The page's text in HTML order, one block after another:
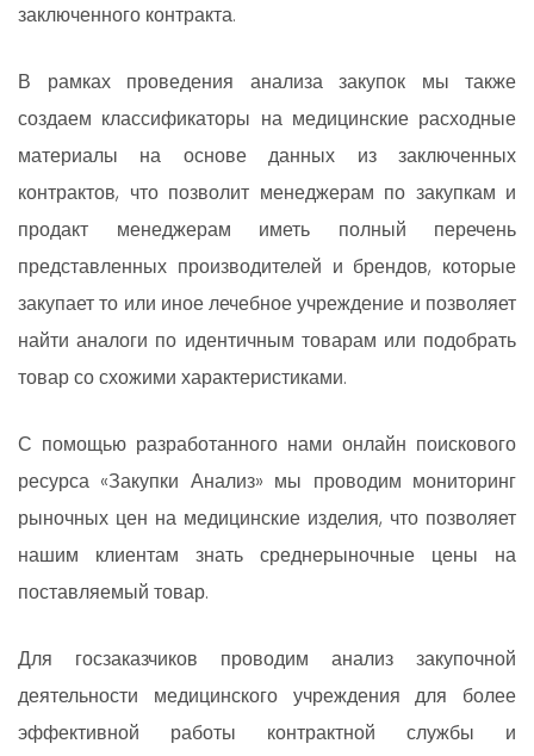
заключенного контракта.
В рамках проведения анализа закупок мы также
создаем классификаторы на медицинские расходные
материалы на основе данных из заключенных
контрактов, что позволит менеджерам по закупкам и
продакт менеджерам иметь полный перечень
представленных производителей и брендов, которые
закупает то или иное лечебное учреждение и позволяет
найти аналоги по идентичным товарам или подобрать
товар со схожими характеристиками.
С помощью разработанного нами онлайн поискового
ресурса «Закупки Анализ» мы проводим мониторинг
рыночных цен на медицинские изделия, что позволяет
нашим клиентам знать среднерыночные цены на
поставляемый товар.
Для госзаказчиков проводим анализ закупочной
деятельности медицинского учреждения для более
эффективной работы контрактной службы и